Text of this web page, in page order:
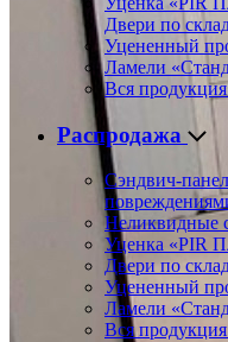
Двери по
Уцененный
Ламели
Вся
Распродажа
Сэндвич-
Неликвидные
Уценка «PIR
Двери по
Уцененный
Ламели
Вся